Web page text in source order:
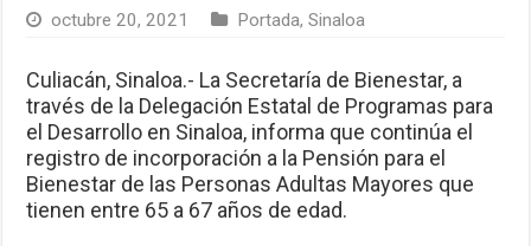
octubre 20, 2021 Portada,Sinaloa
Culiacán, Sinaloa.- La Secretaría de Bienestar, a
través de la Delegación Estatal de Programas para
el Desarrollo en Sinaloa, informa que continúa el
registro de incorporación a la Pensión para el
Bienestar de las Personas Adultas Mayores que
tienen entre 65 a 67 años de edad.